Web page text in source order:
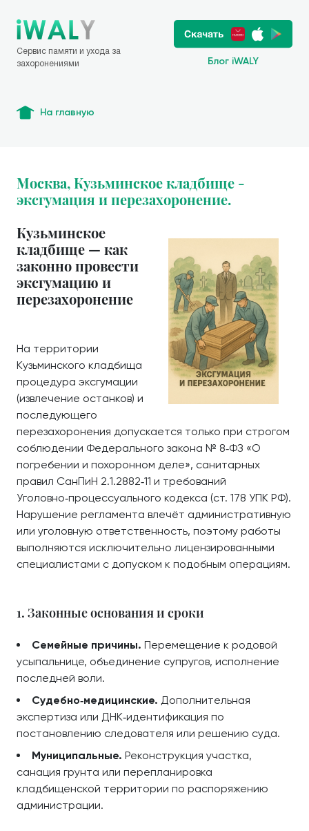
Сервис памяти и ухода за
захоронениями
Блог iWALY
На главную
Москва, Кузьминское кладбище -
эксгумация и перезахоронение.
Кузьминское
кладбище — как
законно провести
эксгумацию и
перезахоронение
На территории
Кузьминского кладбища
процедура эксгумации
(извлечение останков) и
последующего
перезахоронения допускается только при строгом
соблюдении Федерального закона № 8‑ФЗ «О
погребении и похоронном деле», санитарных
правил СанПиН 2.1.2882‑11 и требований
Уголовно‑процессуального кодекса (ст. 178 УПК РФ).
Нарушение регламента влечёт административную
или уголовную ответственность, поэтому работы
выполняются исключительно лицензированными
специалистами с допуском к подобным операциям.
1. Законные основания и сроки
Семейные причины. Перемещение к родовой
усыпальнице, объединение супругов, исполнение
последней воли.
Судебно‑медицинские. Дополнительная
экспертиза или ДНК‑идентификация по
постановлению следователя или решению суда.
Муниципальные. Реконструкция участка,
санация грунта или перепланировка
кладбищенской территории по распоряжению
администрации.